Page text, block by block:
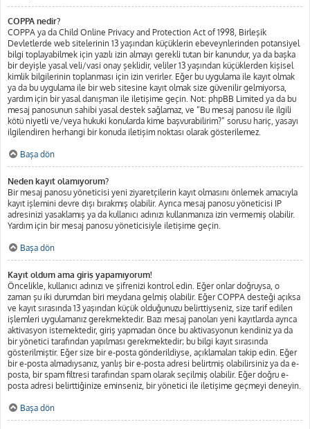
COPPA nedir?
COPPA ya da Child Online Privacy and Protection Act of 1998, Birleşik
Devletlerde web sitelerinin 13 yaşından küçüklerin ebeveynlerinden potansiyel
bilgi toplayabilmek için yazılı izin almayı gerekli tutan bir kanundur, ya da başka
bir deyişle yasal veli/vasi onay şeklidir, veliler 13 yaşından küçüklerden kişisel
kimlik bilgilerinin toplanması için izin verirler. Eğer bu uygulama ile kayıt olmak
ya da bu uygulama ile bir web sitesine kayıt olmak size güvenilir gelmiyorsa,
yardım için bir yasal danışman ile iletişime geçin. Not: phpBB Limited ya da bu
mesaj panosunun sahibi yasal destek sağlamaz, ve “Bu mesaj panosu ile ilgili
kötü niyetli ve/veya hukuki konularda kime başvurabilirim?” sorusu hariç, yasayı
ilgilendiren herhangi bir konuda iletişim noktası olarak gösterilemez.
Başa dön
Neden kayıt olamıyorum?
Bir mesaj panosu yöneticisi yeni ziyaretçilerin kayıt olmasını önlemek amacıyla
kayıt işlemini devre dışı bırakmış olabilir. Ayrıca mesaj panosu yöneticisi IP
adresinizi yasaklamış ya da kullanıcı adınızı kullanmanıza izin vermemiş olabilir.
Yardım için bir mesaj panosu yöneticisiyle iletişime geçin.
Başa dön
Kayıt oldum ama giriş yapamıyorum!
Öncelikle, kullanıcı adınızı ve şifrenizi kontrol edin. Eğer onlar doğruysa, o
zaman şu iki durumdan biri meydana gelmiş olabilir. Eğer COPPA desteği açıksa
ve kayıt sırasında 13 yaşından küçük olduğunuzu belirttiyseniz, size tarif edilen
işlemleri uygulamanız gerekmektedir. Bazı mesaj panoları yeni kayıtlarda ayrıca
aktivasyon istemektedir, giriş yapmadan önce bu aktivasyonun kendiniz ya da
bir yönetici tarafından yapılması gerekmektedir; bu bilgi kayıt sırasında
gösterilmiştir. Eğer size bir e-posta gönderildiyse, açıklamaları takip edin. Eğer
bir e-posta almadıysanız, yanlış bir e-posta adresi belirtmiş olabilirsiniz ya da e-
posta, bir spam filtresi tarafından spam olarak seçilmiş olabilir. Eğer doğru e-
posta adresi belirttiğinize eminseniz, bir yönetici ile iletişime geçmeyi deneyin.
Başa dön